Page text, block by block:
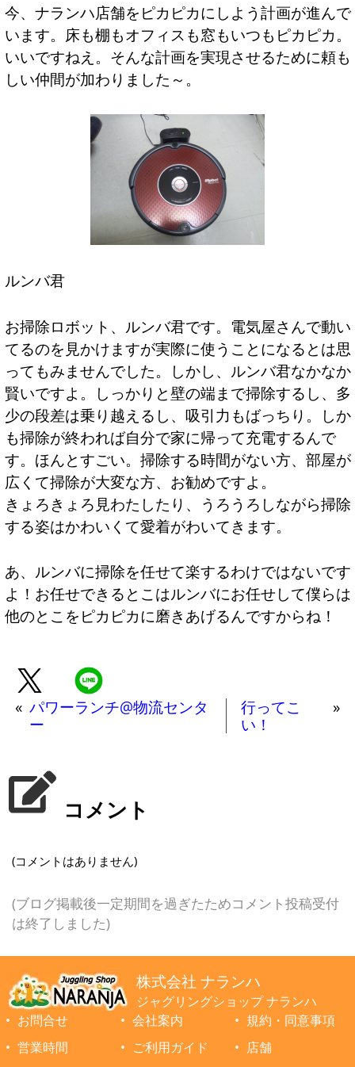
今、ナランハ店舗をピカピカにしよう計画が進んで
います。床も棚もオフィスも窓もいつもピカピカ。
いいですねえ。そんな計画を実現させるために頼も
しい仲間が加わりました～。
ルンバ君
お掃除ロボット、ルンバ君です。電気屋さんで動い
てるのを見かけますが実際に使うことになるとは思
ってもみませんでした。しかし、ルンバ君なかなか
賢いですよ。しっかりと壁の端まで掃除するし、多
少の段差は乗り越えるし、吸引力もばっちり。しか
も掃除が終われば自分で家に帰って充電するんで
す。ほんとすごい。掃除する時間がない方、部屋が
広くて掃除が大変な方、お勧めですよ。
きょろきょろ見わたしたり、うろうろしながら掃除
する姿はかわいくて愛着がわいてきます。
あ、ルンバに掃除を任せて楽するわけではないです
よ！お任せできるとこはルンバにお任せして僕らは
他のとこをピカピカに磨きあげるんですからね！
« パワーランチ@物流センタ
ー
行ってこ
い！
»
コメント
(コメントはありません)
(ブログ掲載後一定期間を過ぎたためコメント投稿受付
は終了しました)
株式会社 ナランハ
ジャグリングショップ ナランハ
お問合せ
会社案内
規約・同意事項
営業時間
ご利用ガイド
店舗